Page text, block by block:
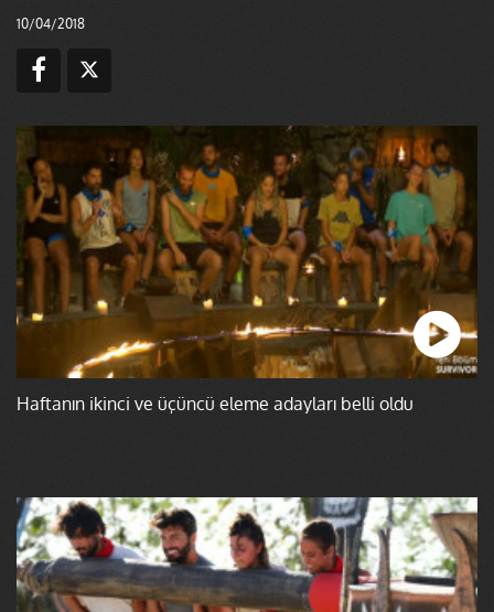
10/04/2018
Haftanın ikinci ve üçüncü eleme adayları belli oldu